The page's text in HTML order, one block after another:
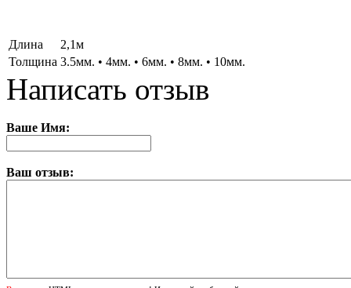
Длина
2,1м
Толщина 3.5мм. • 4мм. • 6мм. • 8мм. • 10мм.
Написать отзыв
Ваше Имя:
Ваш отзыв: